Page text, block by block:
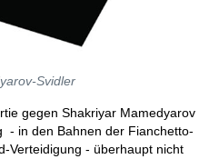
Svidler
gegen Shakriyar Mamedyarov
- in den Bahnen der Fianchetto-
Verteidigung - überhaupt nicht